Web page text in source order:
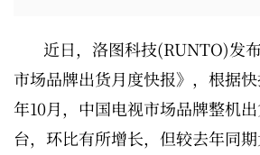
近日，洛图科技(RUNTO)发
市场品牌出货月度快报》，根据
年10月，中国电视市场品牌整机
台，环比有所增长，但较去年同期